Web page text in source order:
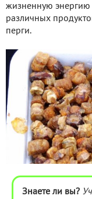
жизненную
различных
перги.
Знаете ли вы?